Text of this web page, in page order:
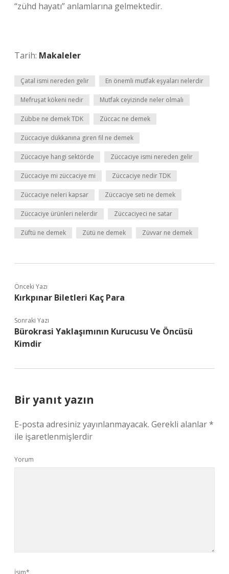
“zühd hayatı” anlamlarına gelmektedir.
Tarih: Makaleler
Çatal ismi nereden gelir En önemli mutfak eşyaları nelerdir
Mefruşat kökeni nedir Mutfak ceyizinde neler olmalı
Zübbe ne demek TDK Züccac ne demek
Züccaciye dükkanına giren fil ne demek
Züccaciye hangi sektörde Züccaciye ismi nereden gelir
Züccaciye mi züccaciye mi Züccaciye nedir TDK
Züccaciye neleri kapsar Züccaciye seti ne demek
Züccaciye ürünleri nelerdir Züccaciyeci ne satar
Züftü ne demek Zütü ne demek Züvvar ne demek
Önceki Yazı
Kırkpınar Biletleri Kaç Para
Sonraki Yazı
Bürokrasi Yaklaşımının Kurucusu Ve Öncüsü
Kimdir
Bir yanıt yazın
E-posta adresiniz yayınlanmayacak. Gerekli alanlar*
ile işaretlenmişlerdir
Yorum
İsim*